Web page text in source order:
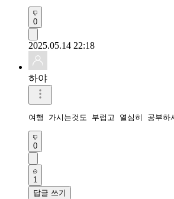
0
2025.05.14 22:18
하야
여행 가시는것도 부럽고 열심히 공부
0
1
답글 쓰기